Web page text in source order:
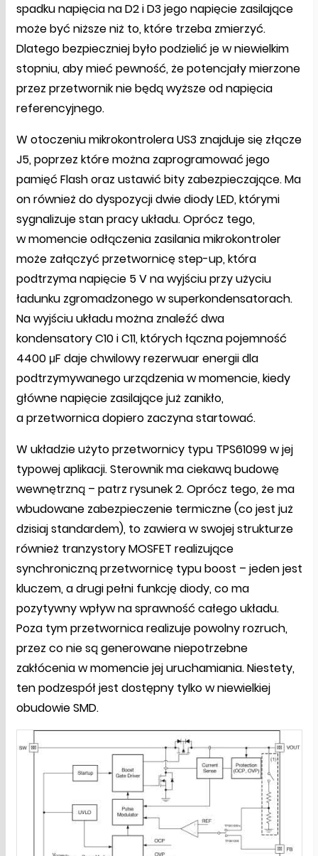
spadku napięcia na D2 i D3 jego napięcie zasilające
może być niższe niż to, które trzeba zmierzyć.
Dlatego bezpieczniej było podzielić je w niewielkim
stopniu, aby mieć pewność, że potencjały mierzone
przez przetwornik nie będą wyższe od napięcia
referencyjnego.
W otoczeniu mikrokontrolera US3 znajduje się złącze
J5, poprzez które można zaprogramować jego
pamięć Flash oraz ustawić bity zabezpieczające. Ma
on również do dyspozycji dwie diody LED, którymi
sygnalizuje stan pracy układu. Oprócz tego,
w momencie odłączenia zasilania mikrokontroler
może załączyć przetwornicę step-up, która
podtrzyma napięcie 5 V na wyjściu przy użyciu
ładunku zgromadzonego w superkondensatorach.
Na wyjściu układu można znaleźć dwa
kondensatory C10 i C11, których łączna pojemność
4400 μF daje chwilowy rezerwuar energii dla
podtrzymywanego urządzenia w momencie, kiedy
główne napięcie zasilające już zanikło,
a przetwornica dopiero zaczyna startować.
W układzie użyto przetwornicy typu TPS61099 w jej
typowej aplikacji. Sterownik ma ciekawą budowę
wewnętrzną – patrz rysunek 2. Oprócz tego, że ma
wbudowane zabezpieczenie termiczne (co jest już
dzisiaj standardem), to zawiera w swojej strukturze
również tranzystory MOSFET realizujące
synchroniczną przetwornicę typu boost – jeden jest
kluczem, a drugi pełni funkcję diody, co ma
pozytywny wpływ na sprawność całego układu.
Poza tym przetwornica realizuje powolny rozruch,
przez co nie są generowane niepotrzebne
zakłócenia w momencie jej uruchamiania. Niestety,
ten podzespół jest dostępny tylko w niewielkiej
obudowie SMD.